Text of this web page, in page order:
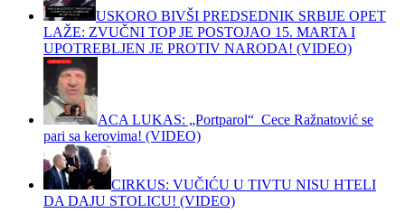
USKORO BIVŠI PREDSEDNIK SRBIJE OPET
LAŽE: ZVUČNI TOP JE POSTOJAO 15. MARTA I
UPOTREBLJEN JE PROTIV NARODA! (VIDEO)
ACA LUKAS: „Portparol“ Cece Ražnatović se
pari sa kerovima! (VIDEO)
CIRKUS: VUČIĆU U TIVTU NISU HTELI
DA DAJU STOLICU! (VIDEO)